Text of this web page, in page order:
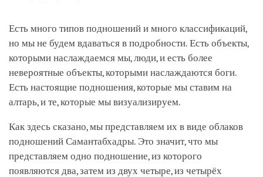
Есть много типов подношений и много классификаций,
но мы не будем вдаваться в подробности. Есть объекты,
которыми наслаждаемся мы, люди, и есть более
невероятные объекты, которыми наслаждаются боги.
Есть настоящие подношения, которые мы ставим на
алтарь, и те, которые мы визуализируем.
Как здесь сказано, мы представляем их в виде облаков
подношений Самантабхадры. Это значит, что мы
представляем одно подношение, из которого
появляются два, затем из двух четыре, из четырёх